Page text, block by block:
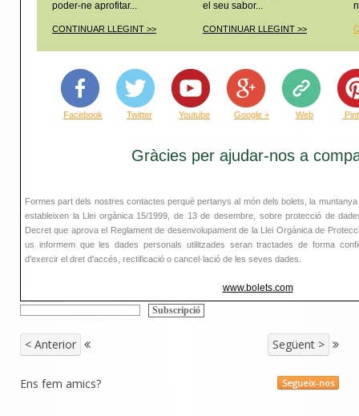
poder-ne aprofitar...
CONTINUAR LLEGINT >>
el seu sabor...
CONTINUAR LLEGINT >>
Facebook Twitter Youtube Google + Web
Gràcies per ajudar-nos a
Formes part dels nostres contactes perquè pertanys al món dels bolets, la
estableixen la Llei orgànica 15/1999, de 13 de desembre, sobre protecció de
Decret que aprova el Reglament de desenvolupament de la Llei Orgànica de
us informem que les dades personals utilitzades seran tractades de forma
d'exercir el dret d'accés, rectificació o cancel·lació de les seves dades.
www.bolets.com
< Anterior Següent >
Segueix-nos
Ens fem amics?